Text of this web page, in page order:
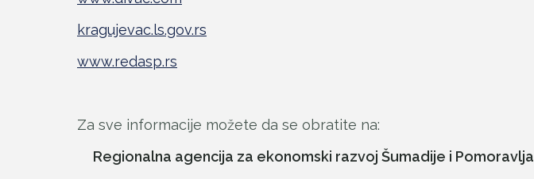
kragujevac.ls.gov.rs
www.redasp.rs
Za sve informacije možete da se obratite na:
Regionalna agencija za ekonomski razvoj Šumadije i Pomoravlja